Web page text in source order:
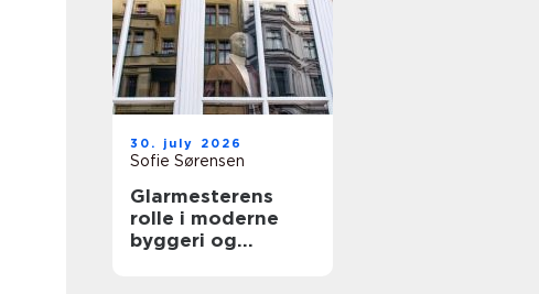
30. july 2026
Sofie Sørensen
Glarmesterens
rolle i moderne
byggeri og